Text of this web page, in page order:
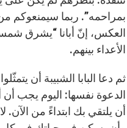
بمراحمه”. ربما سيمنعوكم
العكس، إنّ أبانا “يشرق
الأعداء بينهم.
ثم دعا البابا الشبيبة أن
الدعوة نفسها: اليوم يجب أن
أن يلتقي بك ابتداءً من الآن.